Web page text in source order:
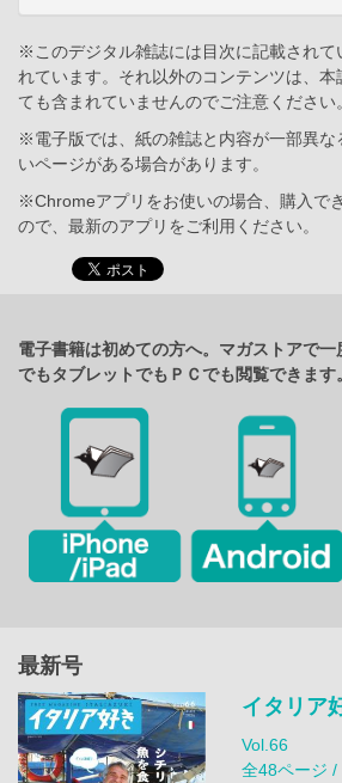
※このデジタル雑誌には目次に記載されて
れています。それ以外のコンテンツは、本
ても含まれていませんのでご注意ください。
※電子版では、紙の雑誌と内容が一部異な
いページがある場合があります。
※Chromeアプリをお使いの場合、購入で
ので、最新のアプリをご利用ください。
電子書籍は初めての方へ。マガストアで
でもタブレットでもＰＣでも閲覧できます。
最新号
イタリア
Vol.66
全48ページ /